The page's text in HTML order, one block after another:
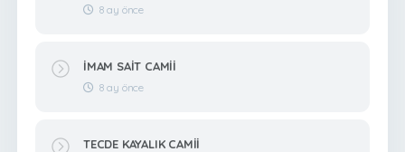
8 ay önce
İMAM SAİT CAMİİ
8 ay önce
TECDE KAYALIK CAMİİ